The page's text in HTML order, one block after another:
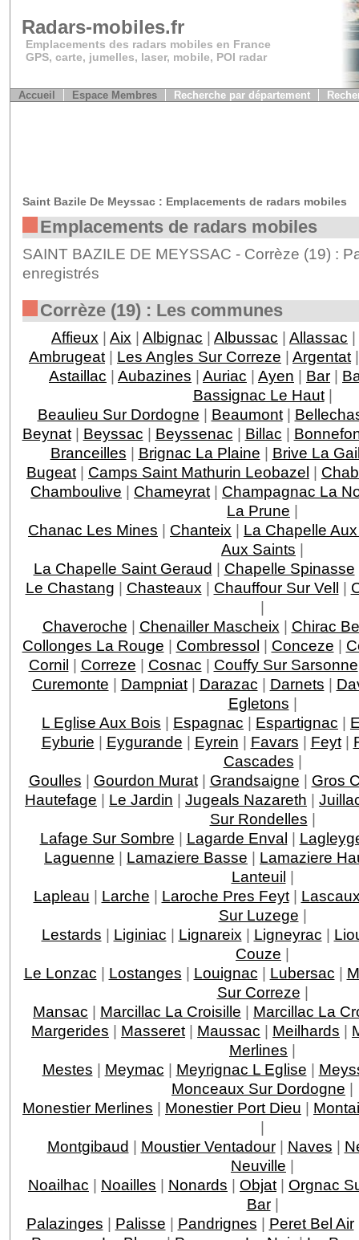
Radars-mobiles.fr
Emplacements des radars mobiles en France
GPS, carte, jumelles, laser, mobile, POI radar
Accueil Espace Membres Recherche par département
Saint Bazile De Meyssac : Emplacements de radars mobiles
Emplacements de radars mobiles
SAINT BAZILE DE MEYSSAC - Corrèze (19) :
enregistrés
Corrèze (19) : Les communes
Affieux | Aix | Albignac | Albussac | Allassac |
Ambrugeat | Les Angles Sur Correze | Argentat
Astaillac | Aubazines | Auriac | Ayen | Bar |
Bassignac Le Haut|
Beaulieu Sur Dordogne | Beaumont|
Beynat| Beyssac | Beyssenac | Billac |
Branceilles | Brignac La Plaine | Brive La
Bugeat | Camps Saint Mathurin Leobazel |
Chamboulive | Chameyrat | Champagnac La
La Prune |
Chanac Les Mines | Chanteix | La Chapelle
Aux Saints |
La Chapelle Saint Geraud | Chapelle Spinasse
Le Chastang | Chasteaux | Chauffour Sur Vell |
|
Chaveroche | Chenailler Mascheix | Chirac
Collonges La Rouge | Combressol | Conceze |
Cornil | Correze | Cosnac | Couffy Sur Sarsonne
Curemonte | Dampniat| Darazac | Darnets |
Egletons |
L Eglise Aux Bois | Espagnac | Espartignac |
Eyburie | Eygurande | Eyrein | Favars | Feyt|
Cascades |
Goulles | Gourdon Murat| Grandsaigne | Gros
Hautefage | Le Jardin | Jugeals Nazareth |
Sur Rondelles |
Lafage Sur Sombre | Lagarde Enval |
Laguenne | Lamaziere Basse | Lamaziere
Lanteuil |
Lapleau | Larche | Laroche Pres Feyt|
Sur Luzege |
Lestards | Liginiac | Lignareix | Ligneyrac |
Couze |
Le Lonzac | Lostanges | Louignac | Lubersac |
Sur Correze |
Mansac | Marcillac La Croisille | Marcillac La
Margerides | Masseret | Maussac | Meilhards |
Merlines |
Mestes | Meymac | Meyrignac L Eglise |
Monceaux Sur Dordogne |
Monestier Merlines | Monestier Port Dieu |
|
Montgibaud | Moustier Ventadour| Naves |
Neuville |
Noailhac | Noailles | Nonards | Objat | Orgnac
Bar|
Palazinges | Palisse | Pandrignes | Peret Bel Air